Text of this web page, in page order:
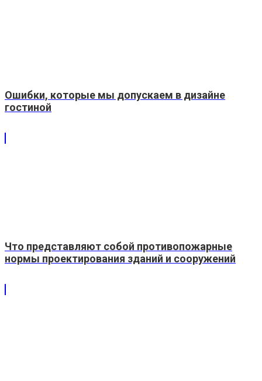
Ошибки, которые мы допускаем в дизайне
гостиной
Что представляют собой противопожарные
нормы проектирования зданий и сооружений